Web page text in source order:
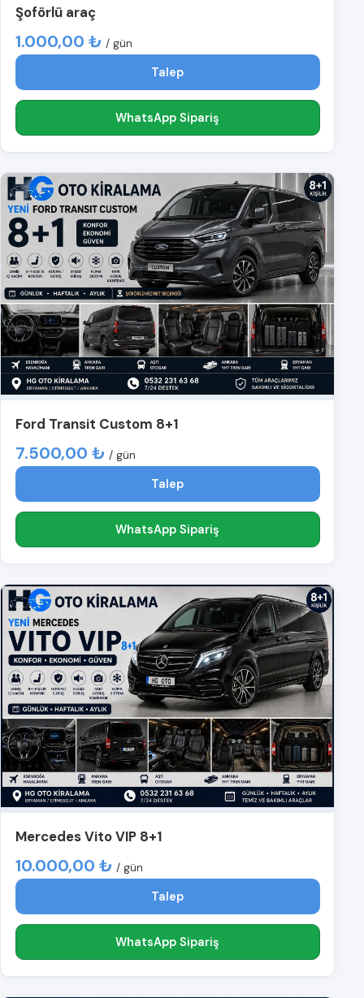
Şoförlü araç
1.000,00 ₺ / gün
Talep
WhatsApp Sipariş
Ford Transit Custom 8+1
7.500,00 ₺ / gün
Talep
WhatsApp Sipariş
Mercedes Vito VIP 8+1
10.000,00 ₺ / gün
Talep
WhatsApp Sipariş